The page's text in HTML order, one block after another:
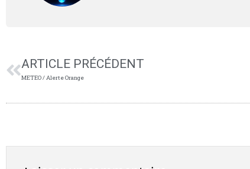
ARTICLE PRÉCÉDENT
METEO / Alerte Orange